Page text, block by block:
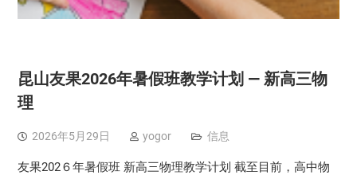
昆山友果2026年暑假班教学计划 — 新高三物
理
2026年5月29日 yogor 信息
友果202６年暑假班 新高三物理教学计划 截至目前，高中物